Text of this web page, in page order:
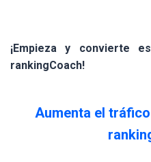
¡Empieza y convierte
rankingCoach!
Aumenta el